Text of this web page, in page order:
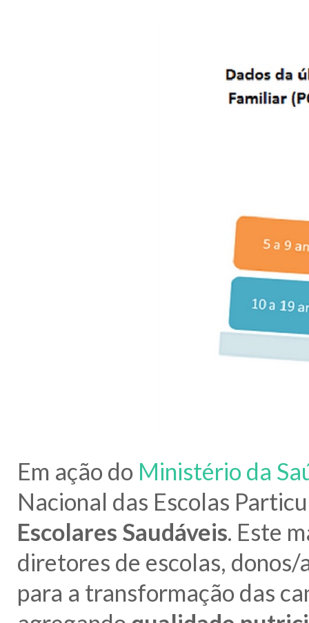
Em ação do Ministério da
Nacional das Escolas
Escolares Saudáveis. Este
diretores de escolas,
para a transformação das